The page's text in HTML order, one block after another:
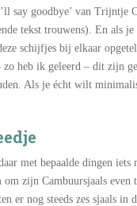
say goodbye’ van Trijntje
tekst trouwens). En als
schijfjes bij elkaar
heb ik geleerd – dit zijn
Als je écht wilt
met bepaalde dingen iets
zijn Cambuursjaals even
er nog steeds zes sjaals in